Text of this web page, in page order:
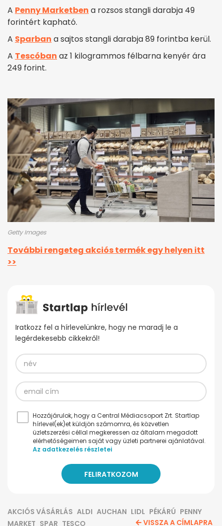
A Penny Marketben a rozsos stangli darabja 49
forintért kapható.
A Sparban a sajtos stangli darabja 89 forintba kerül.
A Tescóban az 1 kilogrammos félbarna kenyér ára
249 forint.
Getty Images
További rengeteg akciós termék egy helyen itt
>>
Iratkozz fel a hírlevelünkre, hogy ne maradj le a
legérdekesebb cikkekről!
Hozzájárulok, hogy a Central Médiacsoport Zrt. Startlap
hírlevel(ek)et küldjön számomra, és közvetlen
üzletszerzési céllal megkeressen az általam megadott
elérhetőségeimen saját vagy üzleti partnerei ajánlatával.
Az adatkezelés részletei
AKCIÓS VÁSÁRLÁS ALDI AUCHAN LIDL PÉKÁRÚ PENNY
MARKET SPAR TESCO VISSZA A CÍMLAPRA